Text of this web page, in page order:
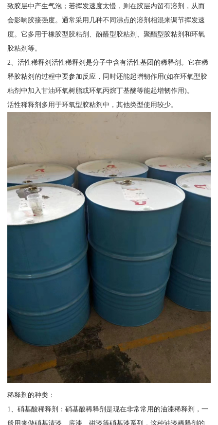
致胶层中产生气泡；若挥发速度太慢，则在胶层内留有溶剂，从而
会影响胶接强度。通常采用几种不同沸点的溶剂相混来调节挥发速
度。它多用于橡胶型胶粘剂、酚醛型胶粘剂、聚酯型胶粘剂和环氧
胶粘剂等。
2、活性稀释剂活性稀释剂是分子中含有活性基团的稀释剂。它在稀
释胶粘剂的过程中要参加反应，同时还能起增韧作用(如在环氧型胶
粘剂中加入甘油环氧树脂或环氧丙烷丁基醚等能起增韧作用)。
活性稀释剂多用于环氧型胶粘剂中，其他类型使用较少。
稀释剂的种类：
1、硝基酸稀释剂：硝基酸稀释剂是现在非常常用的油漆稀释剂，一
般用来做硝基清漆、底漆、磁漆等硝基漆系列，这种油漆稀释剂的